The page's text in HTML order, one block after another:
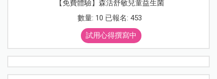
【免費體驗】森活舒敏兒童益生菌
數量: 10 已報名: 453
試用心得撰寫中